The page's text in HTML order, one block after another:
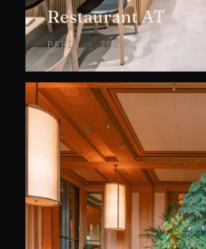
Restaurant AT
PARIS · 2020